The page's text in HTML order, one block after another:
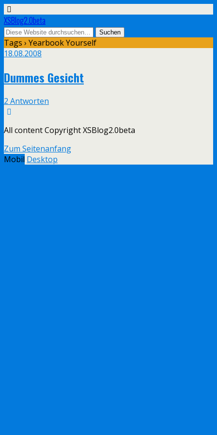
XSBlog2.0beta
Tags › Yearbook Yourself
18.08.2008
Dummes Gesicht
2 Antworten
All content Copyright XSBlog2.0beta
Zum Seitenanfang
Mobil Desktop